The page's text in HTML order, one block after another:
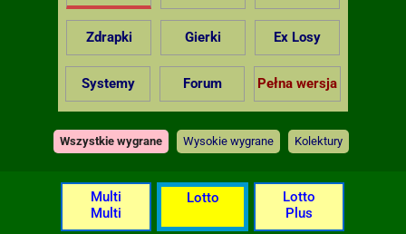
Zdrapki Gierki Ex Losy
Systemy Forum Pełna wersja
Wszystkie wygrane Wysokie wygrane Kolektury
Multi
Multi
Lotto
Lotto
Plus